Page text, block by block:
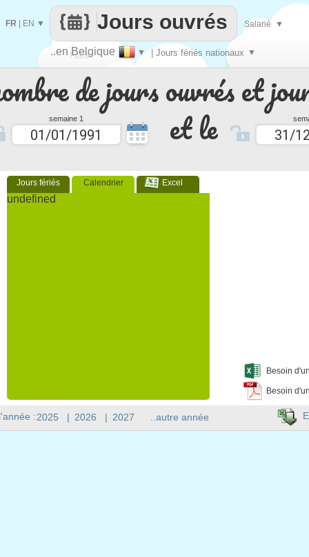
de jours ouvrés et
semaine 1 et le
Jours fériés Calendrier Excel
undefined
Besoin
Besoin
Faire
que
..en Belgique ▼ | Jours fériés nationaux ▼
Jours ouvrés
FR EN ▼ Salarié ▼
:2025 | 2026 | 2027 ..autre année